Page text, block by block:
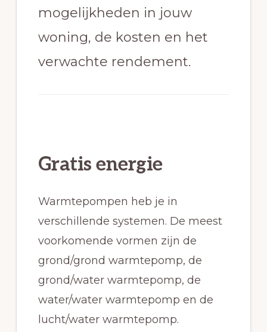
mogelijkheden in jouw
woning, de kosten en het
verwachte rendement.
Gratis energie
Warmtepompen heb je in
verschillende systemen. De meest
voorkomende vormen zijn de
grond/grond warmtepomp, de
grond/water warmtepomp, de
water/water warmtepomp en de
lucht/water warmtepomp.